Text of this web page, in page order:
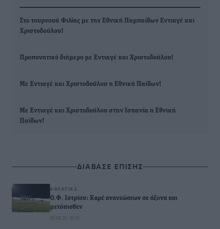
Στο τουρνουά Φιλίας με την Εθνική Παμπαίδων Εντιαγέ και
Χριστοδούλου!
Προπονητικό διήμερο με Εντιαγέ και Χριστοδούλου!
Με Εντιαγέ και Χριστοδούλου η Εθνική Παίδων!
Με Εντιαγέ και Χριστοδούλου στην Ισπανία η Εθνική
Παίδων!
ΔΙΑΒΑΣΕ ΕΠΙΣΗΣ
ΑΘΛΗΤΙΚΆ
Ο.Φ. Ιστρίου: Καρέ ανανεώσεων σε άξονα και
μετόπισθεν
05.08.26 · 18:34